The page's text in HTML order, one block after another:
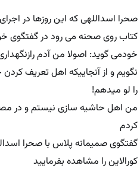
صحرا اسداللهی که این روزها در
کتاب روی صحنه می رود در گفتگوی
خودمی گوید: اصولا من آدم
نگویم و از آنجاییکه اهل تعریف
را لو میدهم!
من اهل حاشیه سازی نیستم و در
کردم
گفتگوی صمیمانه پلاس با صحرا
کورالاین را مشاهده بفرمایید